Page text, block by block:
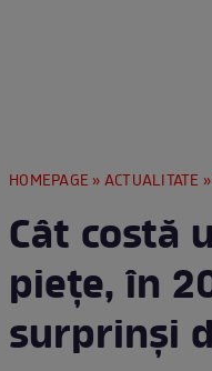
HOMEPAGE »ACTUALITATE
Cât costă
piețe, în
surprinși